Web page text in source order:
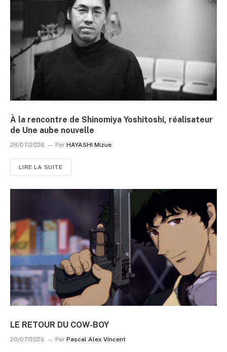
À la rencontre de Shinomiya Yoshitoshi, réalisateur
de Une aube nouvelle
28/07/2026 Par HAYASHI Mizue
LIRE LA SUITE
LE RETOUR DU COW-BOY
20/07/2026 Par Pascal Alex Vincent